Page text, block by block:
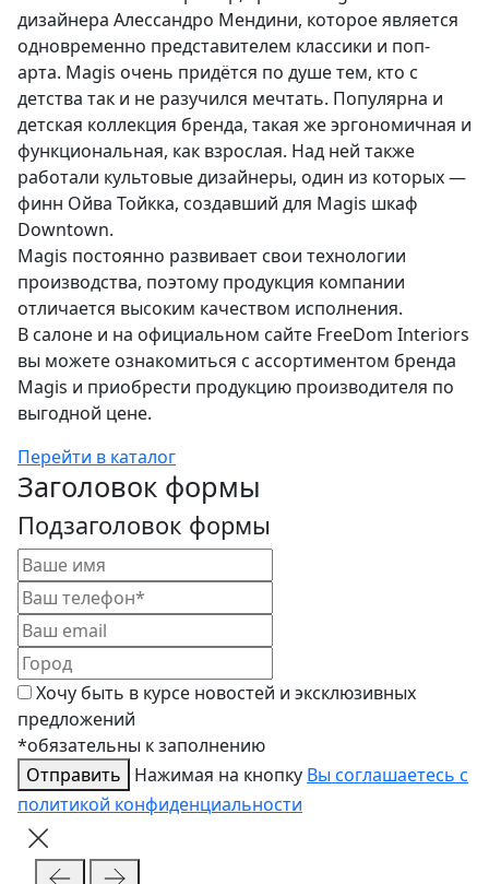
дизайнера Алессандро Мендини, которое является
одновременно представителем классики и поп-
арта. Magis очень придётся по душе тем, кто с
детства так и не разучился мечтать. Популярна и
детская коллекция бренда, такая же эргономичная и
функциональная, как взрослая. Над ней также
работали культовые дизайнеры, один из которых —
финн Ойва Тойкка, создавший для Magis шкаф
Downtown.
Magis постоянно развивает свои технологии
производства, поэтому продукция компании
отличается высоким качеством исполнения.
В салоне и на официальном сайте FreeDom Interiors
вы можете ознакомиться с ассортиментом бренда
Magis и приобрести продукцию производителя по
выгодной цене.
Перейти в каталог
Заголовок формы
Подзаголовок формы
Хочу быть в курсе новостей и эксклюзивных
предложений
*обязательны к заполнению
Отправить
Нажимая на кнопку Вы соглашаетесь с
политикой конфиденциальности